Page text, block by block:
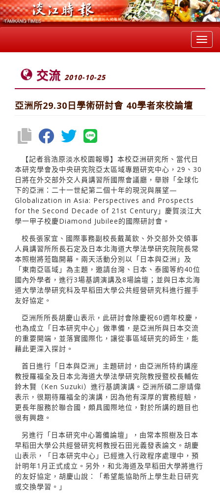
交流 2010-10-25
亞洲所29.30日學術研討會 40學者來校論壇
【記者翁浩原淡水校園報導】本校亞洲研究所、當代日
本研究學會及中央研究院亞太區域專題研究中心，29、30
日將在外交部外交人員講習所國際會議廳，舉辦「全球化
下的亞洲：二十一世紀第二個十年的現況與展望—
Globalization in Asia: Perspectives and Prospects
for the Second Decade of 21st Century」慶賀淡江大
學一甲子校慶Diamond Jubilee的國際研討會。
校長張家宜、國際事務副校長戴萬欽、外交部外交領事
人員講習所所長石定及日本北海道大學法學研究院院長常
本照樹將蒞臨開幕。兩天活動分別以「日本與亞洲」及
「東南亞區域」為主題，邀請台灣、日本、泰國等約40位
國內外學者，進行3場基調演講及8場論壇；並與日本北海
道大學法學研究科及早稻田大學公共經營研究科進行握手
友好協定。
亞洲所所長胡慶山表示，此研討會除慶祝60週年校慶，
也為成立「日本研究中心」做準備，是亞洲所與日本交流
的重要開端，並落實國際化，讓從事區域研究的師生，能
藉此更深入探討。
首日進行「日本與亞洲」主題研討，由亞洲所特約講座
教授羅福全及日本北海道大學法學研究院教授暨校長輔佐
鈴木賢（Ken Suzuki）進行基調演講。亞洲所碩二廖靖偉
表示，很期待羅福全的演講，因為他有深厚的實務經驗，
更長年服務於聯合國，頗具國際地位，對於所講的題目也
很有興趣。
另進行「日本研究中心籌備論壇」，由常本照樹及日本
早稻田大學公共經營研究柯教授石田光義發表論文。胡慶
山表示，「日本研究中心」已經進入行政程序處理中，預
計明年1月正式成立。另外，和北海道及早稻田大學將進行
的友好協定，胡慶山說：「希望能協助所上學生赴日研究
或交換學習。」